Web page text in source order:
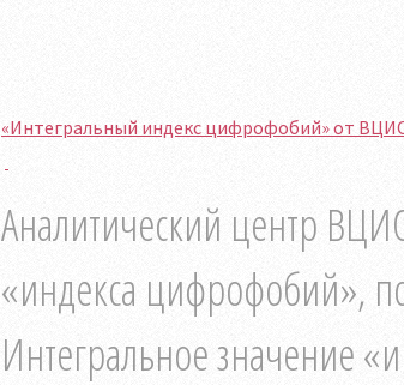
«Интегральный индекс цифрофобий» от
Аналитический центр
«индекса цифрофобий»,
Интегральное значение